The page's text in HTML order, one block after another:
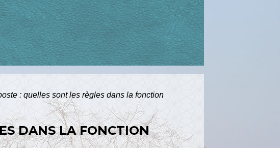
: quelles sont les règles dans la fonction
DANS LA FONCTION